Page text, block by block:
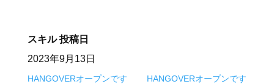
スキル 投稿日
2023年9月13日
HANGOVERオープンです HANGOVERオープンです